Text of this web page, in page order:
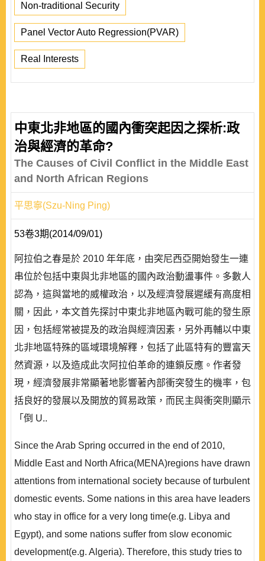
Non-traditional Security
Panel Vector Auto Regression(PVAR)
Real Interests
中東北非地區的國內衝突起因之探析:政
治與經濟的革命?
The Causes of Civil Conflict in the Middle East
and North African Regions
平思寧(Szu-Ning Ping)
53卷3期(2014/09/01)
阿拉伯之春是於 2010 年年底，由突尼西亞開始發生一連
串位於包括中東與北非地區的國內政治動盪事件。多數人
認為，這與當地的威權政治，以及經濟發展遲緩有高度相
關，因此，本文首先探討中東北非地區內戰可能的發生原
因，包括經常被提及的政治與經濟因素，另外再輔以中東
北非地區特殊的區域環境解釋，包括了此區特有的豐富天
然資源，以及造成此次阿拉伯革命的連鎖反應。作者發
現，經濟發展非常顯著地影響著內部衝突發生的機率，包
括良好的發展以及開放的貿易政策，而民主與衝突則顯示
「倒 U..
Since the Arab Spring occurred in the end of 2010,
Middle East and North Africa(MENA)regions have drawn
attentions from international society because of turbulent
domestic events. Some nations in this area have leaders
who stay in office for a very long time(e.g. Libya and
Egypt), and some nations suffer from slow economic
development(e.g. Algeria). Therefore, this study tries to